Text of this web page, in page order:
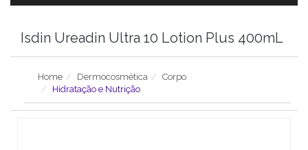
Isdin Ureadin Ultra 10 Lotion Plus 400mL
Home Dermocosmética
Corpo
Hidratação e Nutrição